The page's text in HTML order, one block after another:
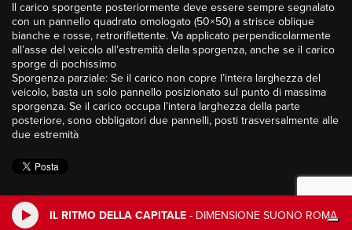
IL RITMO DELLA CAPITALE - DIMENSIONE SUONO ROMA
Il carico sporgente posteriormente deve essere sempre segnalato
con un pannello quadrato omologato (50×50) a strisce oblique
bianche e rosse, retroriflettente. Va applicato perpendicolarmente
all’asse del veicolo all’estremità della sporgenza, anche se il carico
sporge di pochissimo
Sporgenza parziale: Se il carico non copre l’intera larghezza del
veicolo, basta un solo pannello posizionato sul punto di massima
sporgenza. Se il carico occupa l’intera larghezza della parte
posteriore, sono obbligatori due pannelli, posti trasversalmente alle
due estremità